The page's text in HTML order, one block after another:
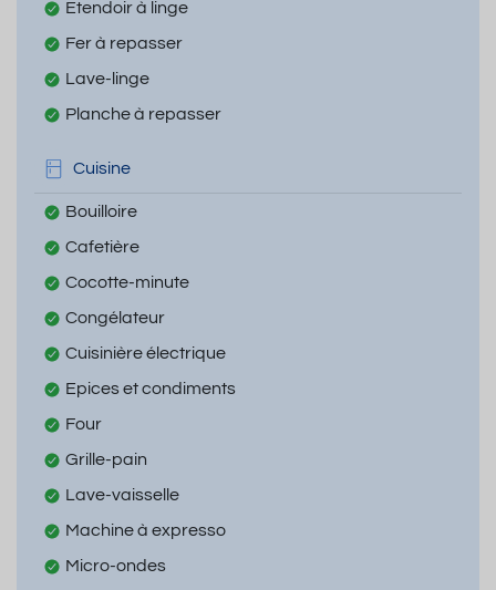
Etendoir à linge
Fer à repasser
Lave-linge
Planche à repasser
Cuisine
Bouilloire
Cafetière
Cocotte-minute
Congélateur
Cuisinière électrique
Epices et condiments
Four
Grille-pain
Lave-vaisselle
Machine à expresso
Micro-ondes